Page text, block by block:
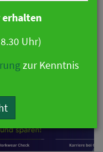
erhalten
Uhr)
zur Kenntnis